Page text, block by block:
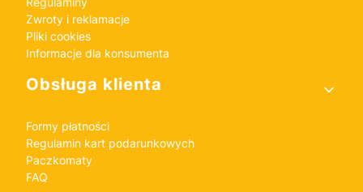
Zwroty i reklamacje
Pliki cookies
Informacje dla konsumenta
Obsługa klienta
Formy płatności
Regulamin kart podarunkowych
Paczkomaty
FAQ